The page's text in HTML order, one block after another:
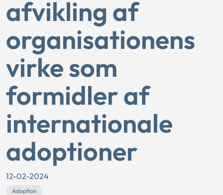
afvikling af
organisationens
virke som
formidler af
internationale
adoptioner
12-02-2024
Adoption